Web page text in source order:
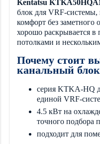
Kentatsu
блок для VRF-системы,
комфорт без заметного
хорошо раскрывается в
потолками и
Почему стоит
канальный блок
серия KTKA-HQ
единой VRF-
4.5 кВт на
точного подбора
подходит для